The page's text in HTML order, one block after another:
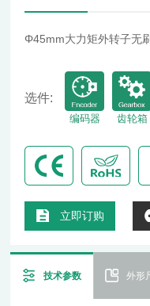
Φ45mm大力矩外转子无
选件:
编码器 齿轮箱
立即订购
技术参数 外形